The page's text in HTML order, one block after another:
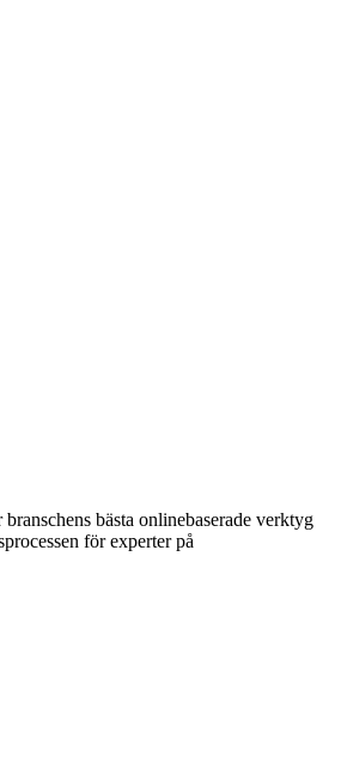
bästa onlinebaserade verktyg
för experter på